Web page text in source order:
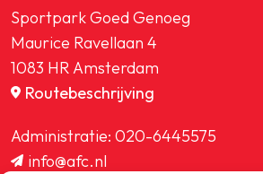
Sportpark Goed Genoeg
Maurice Ravellaan 4
1083 HR Amsterdam
Routebeschrijving
Administratie: 020-6445575
info@afc.nl